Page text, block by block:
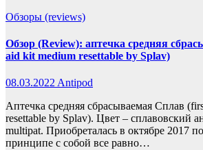
Обзоры (reviews)
Обзор (Review): аптечка средняя
aid kit medium resettable by Splav)
08.03.2022Antipod
Аптечка средняя сбрасываемая Сплав
resettable by Splav). Цвет – сплавовский
multipat. Приобреталась в октябре 2017
принципе с собой все равно…